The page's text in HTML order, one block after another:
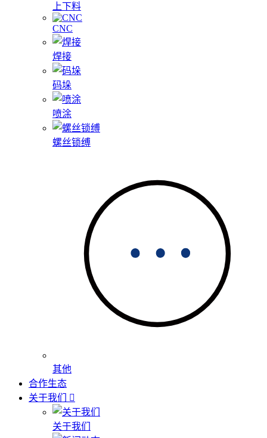
上下料
CNC
焊接
码垛
喷涂
螺丝锁缚
其他
合作生态
关于我们
关于我们